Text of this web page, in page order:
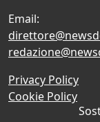
Email:
Privacy Policy
Cookie Policy